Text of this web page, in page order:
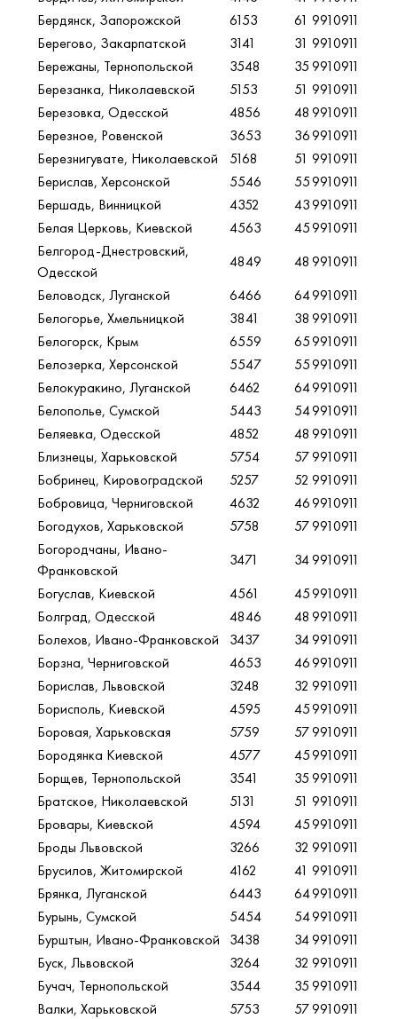
Бердянск, Запорожской
6153 61 9910911
Берегово, Закарпатской
3141 31 9910911
Бережаны, Тернопольской
3548 359910911
Березанка, Николаевской
5153 51 9910911
Березовка, Одесской
4856 489910911
Березное, Ровенской
3653 369910911
Березнигувате, Николаевской
5168 51 9910911
Берислав, Херсонской
5546 559910911
Бершадь, Винницкой
4352 439910911
Белая Церковь, Киевской
4563 459910911
Белгород-Днестровский,
Одесской
4849 489910911
Беловодск, Луганской
6466 649910911
Белогорье, Хмельницкой
3841 389910911
Белогорск, Крым
6559 659910911
Белозерка, Херсонской
5547 559910911
Белокуракино, Луганской
6462 649910911
Белополье, Сумской
5443 549910911
Беляевка, Одесской
4852 489910911
Близнецы, Харьковской
5754 579910911
Бобринец, Кировоградской
5257 52 9910911
Бобровица, Черниговской
4632 469910911
Богодухов, Харьковской
5758 579910911
Богородчаны, Ивано-
Франковской
3471 349910911
Богуслав, Киевской
4561 459910911
Болград, Одесской
4846 489910911
Болехов, Ивано-Франковской
3437 349910911
Борзна, Черниговской
4653 469910911
Борислав, Львовской
3248 32 9910911
Борисполь, Киевской
4595 459910911
Боровая, Харьковская
5759 579910911
Бородянка Киевской
4577 459910911
Борщев, Тернопольской
3541 359910911
Братское, Николаевской
5131 51 9910911
Бровары, Киевской
4594 459910911
Броды Львовской
3266 32 9910911
Брусилов, Житомирской
4162 41 9910911
Брянка, Луганской
6443 649910911
Бурынь, Сумской
5454 549910911
Бурштын, Ивано-Франковской
3438 349910911
Буск, Львовской
3264 32 9910911
Бучач, Тернопольской
3544 359910911
Валки, Харьковской
5753 579910911